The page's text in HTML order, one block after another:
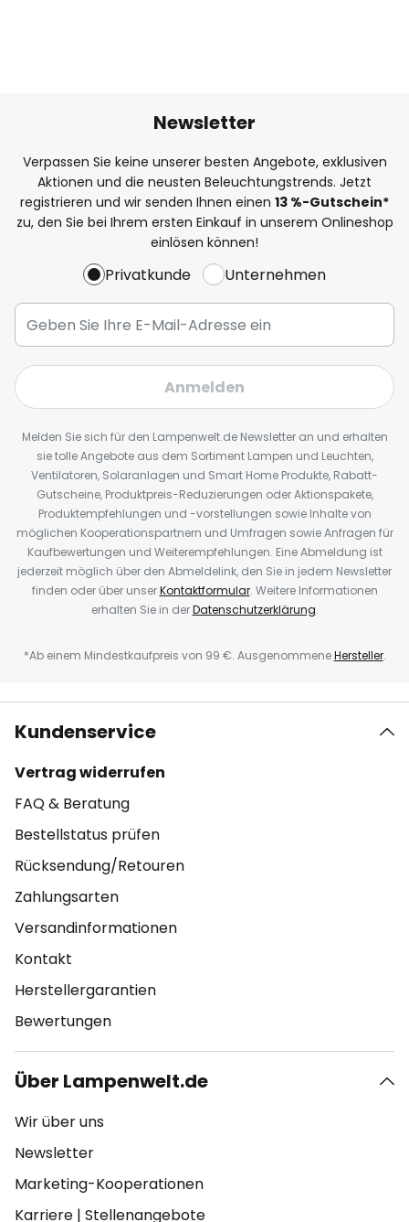
Newsletter
Verpassen Sie keine unserer besten Angebote, exklusiven
Aktionen und die neusten Beleuchtungstrends. Jetzt
registrieren und wir senden Ihnen einen 13 %-Gutschein*
zu, den Sie bei Ihrem ersten Einkauf in unserem Onlineshop
einlösen können!
Privatkunde Unternehmen
Anmelden
Melden Sie sich für den Lampenwelt.de Newsletter an und erhalten
sie tolle Angebote aus dem Sortiment Lampen und Leuchten,
Ventilatoren, Solaranlagen und Smart Home Produkte, Rabatt-
Gutscheine, Produktpreis-Reduzierungen oder Aktionspakete,
Produktempfehlungen und -vorstellungen sowie Inhalte von
möglichen Kooperationspartnern und Umfragen sowie Anfragen für
Kaufbewertungen und Weiterempfehlungen. Eine Abmeldung ist
jederzeit möglich über den Abmeldelink, den Sie in jedem Newsletter
finden oder über unserKontaktformular. Weitere Informationen
erhalten Sie in derDatenschutzerklärung.
*Ab einem Mindestkaufpreis von 99 €. AusgenommeneHersteller.
Kundenservice
Vertrag widerrufen
FAQ & Beratung
Bestellstatus prüfen
Rücksendung/Retouren
Zahlungsarten
Versandinformationen
Kontakt
Herstellergarantien
Bewertungen
Über Lampenwelt.de
Wir über uns
Newsletter
Marketing-Kooperationen
Karriere | Stellenangebote